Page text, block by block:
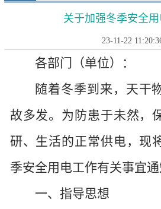
关于加强冬季安全用
23-11-22
各部门（单位）：
随着冬季到来， 天干
故多发。 为防患于未然，
研、生活的正常供电 ， 现
季安全用电工作有关事宜通
一、指导思想